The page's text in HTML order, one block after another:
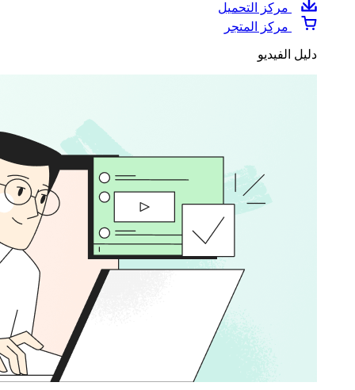
مركز التحميل
مركز المتجر
دليل الفيديو